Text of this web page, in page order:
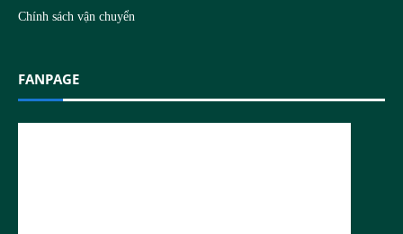
Chính sách vận chuyển
FANPAGE